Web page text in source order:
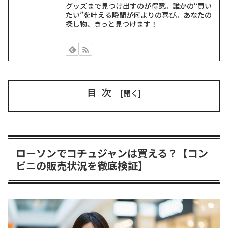
グッズまで見つけ出すのが得意。誰かの“買い
たい”を叶える瞬間が何よりの喜び。あなたの
探し物、きっと見つけます！
目次
ローソンでコチュジャンは買える？【コン
ビニの販売状況を徹底検証】